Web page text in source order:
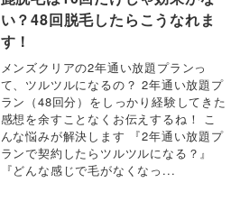
い？48回脱毛したらこうなれま
す！
メンズクリアの2年通い放題プランっ
て、ツルツルになるの？ 2年通い放題プ
ラン（48回分）をしっかり経験してきた
感想を余すことなくお伝えするね！ こ
んな悩みが解決します 『2年通い放題プ
ランで契約したらツルツルになる？』
『どんな感じで毛がなくなっ...